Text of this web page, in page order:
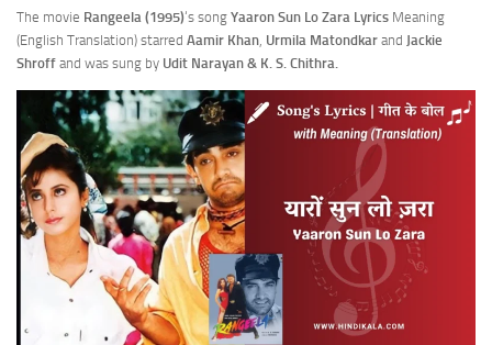
The movie Rangeela (1995)‘s song Yaaron Sun Lo Zara Lyrics Meaning
(English Translation) starred Aamir Khan, Urmila Matondkar and Jackie
Shroff and was sung by Udit Narayan & K. S. Chithra.